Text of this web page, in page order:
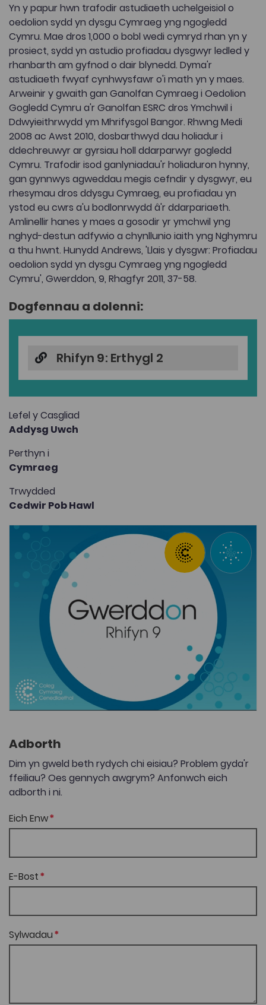
Yn y papur hwn trafodir astudiaeth uchelgeisiol o
oedolion sydd yn dysgu Cymraeg yng ngogledd
Cymru. Mae dros 1,000 o bobl wedi cymryd rhan yn y
prosiect, sydd yn astudio profiadau dysgwyr ledled y
rhanbarth am gyfnod o dair blynedd. Dyma'r
astudiaeth fwyaf cynhwysfawr o'i math yn y maes.
Arweinir y gwaith gan Ganolfan Cymraeg i Oedolion
Gogledd Cymru a'r Ganolfan ESRC dros Ymchwil i
Ddwyieithrwydd ym Mhrifysgol Bangor. Rhwng Medi
2008 ac Awst 2010, dosbarthwyd dau holiadur i
ddechreuwyr ar gyrsiau holl ddarparwyr gogledd
Cymru. Trafodir isod ganlyniadau'r holiaduron hynny,
gan gynnwys agweddau megis cefndir y dysgwyr, eu
rhesymau dros ddysgu Cymraeg, eu profiadau yn
ystod eu cwrs a'u bodlonrwydd â'r ddarpariaeth.
Amlinellir hanes y maes a gosodir yr ymchwil yng
nghyd-destun adfywio a chynllunio iaith yng Nghymru
a thu hwnt. Hunydd Andrews, 'Llais y dysgwr: Profiadau
oedolion sydd yn dysgu Cymraeg yng ngogledd
Cymru', Gwerddon, 9, Rhagfyr 2011, 37-58.
Dogfennau a dolenni:
Rhifyn 9: Erthygl 2
Lefel y Casgliad
Addysg Uwch
Perthyn i
Cymraeg
Trwydded
Cedwir Pob Hawl
Adborth
Dim yn gweld beth rydych chi eisiau? Problem gyda'r
ffeiliau? Oes gennych awgrym? Anfonwch eich
adborth i ni.
Eich Enw
E-Bost
Sylwadau